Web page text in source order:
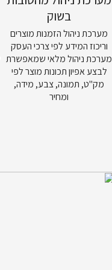
בשוק
מערכת ניהול הזמנות מוצרים
וריכוז המידע לפי צרכי העסק
מערכת ניהול מלאי שמאפשרת
לבצע אפיון תכונות מוצר לפי
מק"ט, תמונה, צבע, מידה,
ומחיר